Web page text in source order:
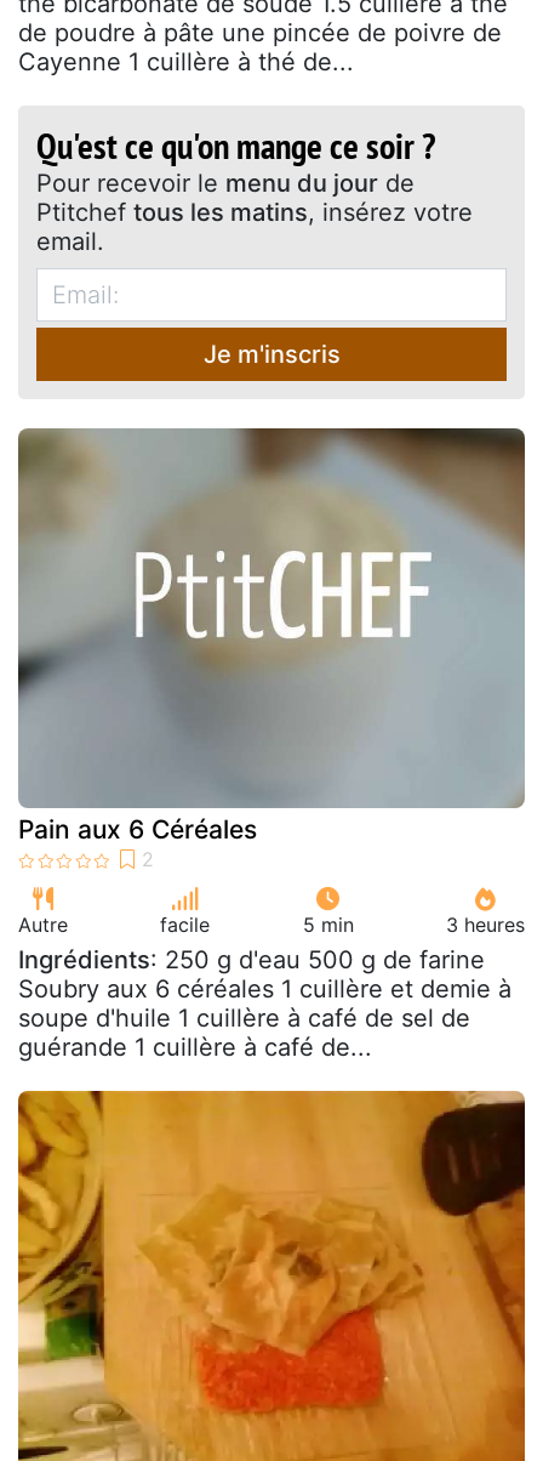
de poudre à pâte une pincée de poivre de
Cayenne 1 cuillère à thé de...
Qu'est ce qu'on mange ce soir ?
Pour recevoir le menu du jour de
Ptitchef tous les matins, insérez votre
email.
Je m'inscris
Pain aux 6 Céréales
Autre facile 5 min 3 heures
Ingrédients: 250 g d'eau 500 g de farine
Soubry aux 6 céréales 1 cuillère et demie à
soupe d'huile 1 cuillère à café de sel de
guérande 1 cuillère à café de...